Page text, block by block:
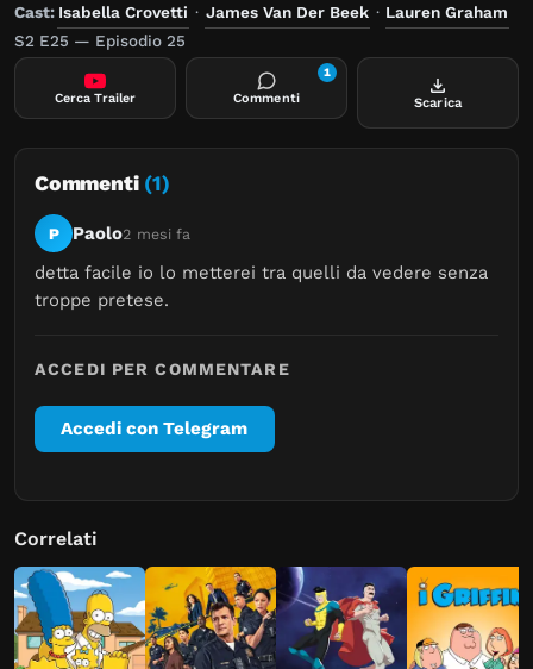
Cast: Isabella Crovetti · James Van Der Beek · Lauren Graham
S2 E25 — Episodio 25
Cerca Trailer Commenti
1
Scarica
Commenti (1)
P Paolo2 mesi fa
detta facile io lo metterei tra quelli da vedere senza
troppe pretese.
ACCEDI PER COMMENTARE
Accedi con Telegram
Correlati